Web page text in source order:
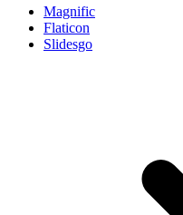
Magnific
Flaticon
Slidesgo